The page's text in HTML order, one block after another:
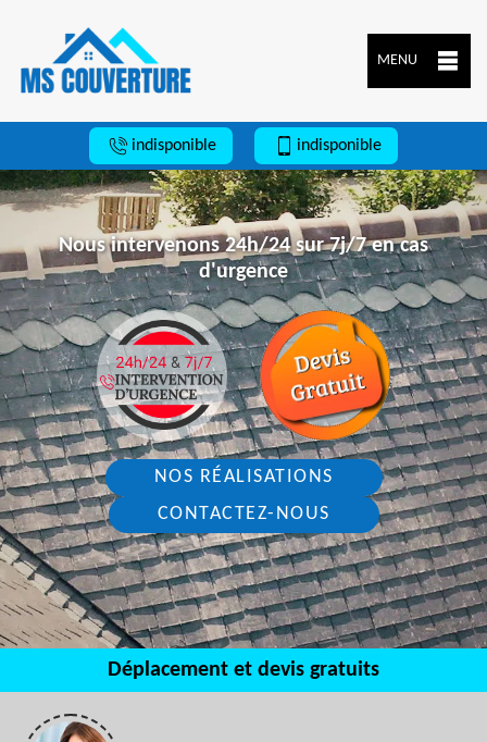
MENU
indisponible indisponible
Nous intervenons 24h/24 sur 7j/7 en cas
d'urgence
NOS RÉALISATIONS
CONTACTEZ-NOUS
Déplacement et devis gratuits